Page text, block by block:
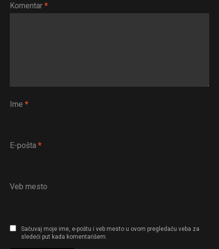
Komentar *
Ime *
E-pošta *
Veb mesto
Sačuvaj moje ime, e-poštu i veb mesto u ovom pregledaču veba za
sledeći put kada komentarišem.